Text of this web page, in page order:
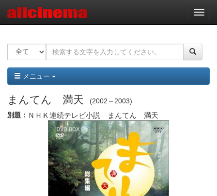
ナ
ビ
ー
ョ
ン
メニュー
まんてん 満天
2002～2003
別題： ＮＨＫ連続テレビ小説 まんてん 満天